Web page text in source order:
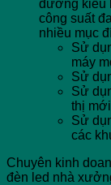
đường kiểu
công suất
nhiều mục
Sử
máy
Sử
Sử
thị
Sử
các
Chuyên kinh
đèn led nhà